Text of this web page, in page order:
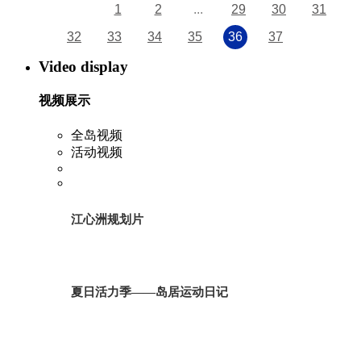
1 2 ... 29 30
31
32
33 34 35 36 37
Video display
视频展示
全岛视频
活动视频
江心洲规划片
夏日活力季——岛居运动日记